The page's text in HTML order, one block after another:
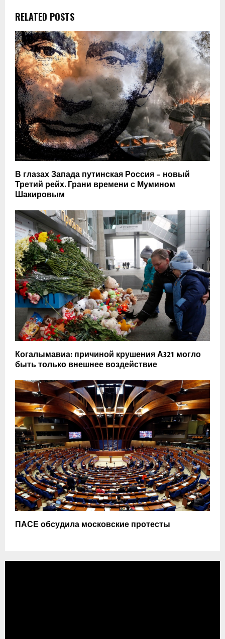
RELATED POSTS
В глазах Запада путинская Россия – новый
Третий рейх. Грани времени с Мумином
Шакировым
Когалымавиа: причиной крушения А321 могло
быть только внешнее воздействие
ПАСЕ обсудила московские протесты